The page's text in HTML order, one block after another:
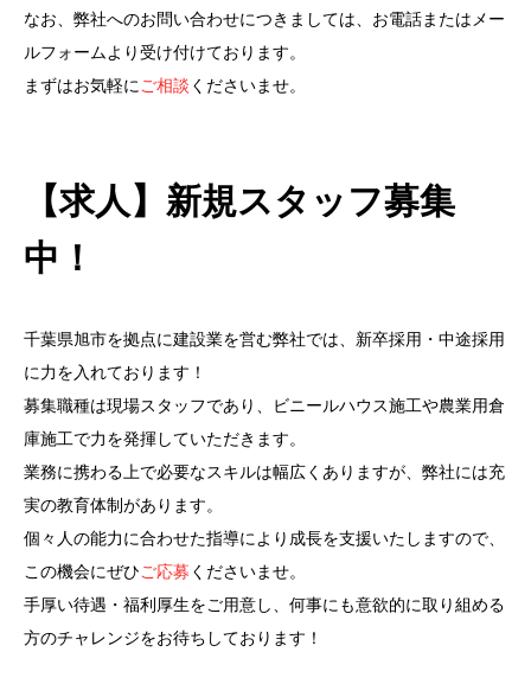
なお、弊社へのお問い合わせにつきましては、お電話またはメー
ルフォームより受け付けております。
まずはお気軽に ご相談 くださいませ。
【求人】新規スタッフ募集
中！
千葉県旭市を拠点に建設業を営む弊社では、新卒採用・中途採用
に力を入れております！
募集職種は現場スタッフであり、ビニールハウス施工や農業用倉
庫施工で力を発揮していただきます。
業務に携わる上で必要なスキルは幅広くありますが、弊社には充
実の教育体制があります。
個々人の能力に合わせた指導により成長を支援いたしますので、
この機会にぜひご応募 くださいませ。
手厚い待遇・福利厚生をご用意し、何事にも意欲的に取り組める
方のチャレンジをお待ちしております！